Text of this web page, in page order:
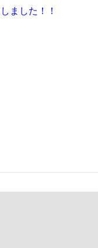
ました！！